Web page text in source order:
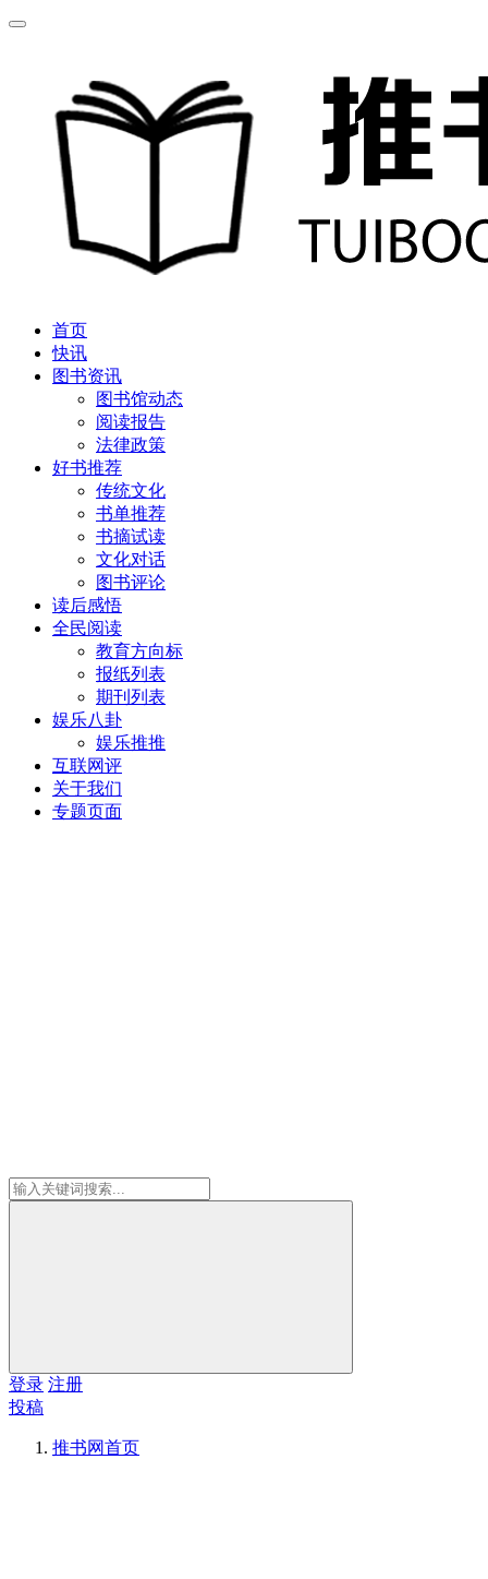
首页
快讯
图书资讯
图书馆动态
阅读报告
法律政策
好书推荐
传统文化
书单推荐
书摘试读
文化对话
图书评论
读后感悟
全民阅读
教育方向标
报纸列表
期刊列表
娱乐八卦
娱乐推推
互联网评
关于我们
专题页面
登录 注册
投稿
推书网首页